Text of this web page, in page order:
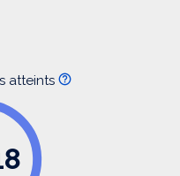
atteints